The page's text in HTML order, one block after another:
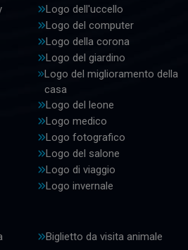
Logo dell'uccello
Logo del computer
Logo della corona
Logo del giardino
Logo del miglioramento della
casa
Logo del leone
Logo medico
Logo fotografico
Logo del salone
Logo di viaggio
Logo invernale
Biglietto da visita animale